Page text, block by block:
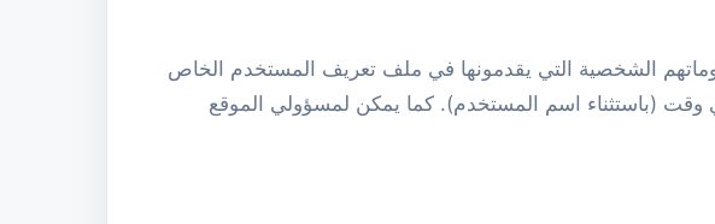
الشخصية التي يقدمونها في ملف تعريف المستخدم الخاص
وقت (باستثناء اسم المستخدم). كما يمكن لمسؤولي الموقع